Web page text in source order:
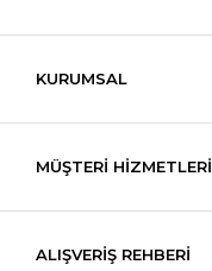
KURUMSAL
MÜŞTERİ HİZMETLERİ
ALIŞVERİŞ REHBERİ